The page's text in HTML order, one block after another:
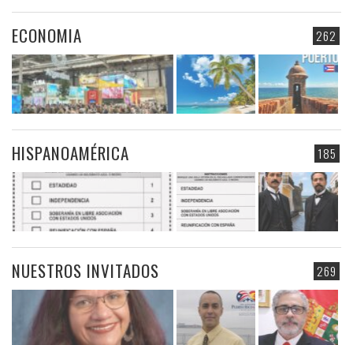
262
ECONOMIA
185
HISPANOAMÉRICA
269
NUESTROS INVITADOS